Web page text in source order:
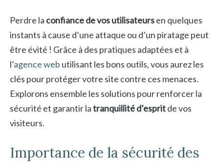
Perdre la confiance de vos utilisateursen quelques
instants à cause d’une attaque ou d’un piratage peut
être évité ! Grâce à des pratiques adaptées et à
l’agence web utilisant les bons outils, vous aurez les
clés pour protéger votre site contre ces menaces.
Explorons ensemble les solutions pour renforcer la
sécurité et garantir latranquillité d’espritde vos
visiteurs.
Importance de la sécurité des